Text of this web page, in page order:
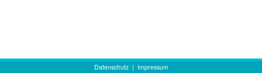
Datenschutz| Impressum